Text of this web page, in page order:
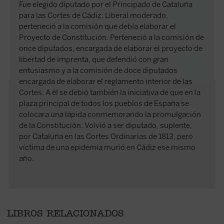
Fue elegido diputado por el Principado de Cataluña
para las Cortes de Cádiz. Liberal moderado,
perteneció a la comisión que debía elaborar el
Proyecto de Constitución. Perteneció a la comisión de
once diputados, encargada de elaborar el proyecto de
libertad de imprenta, que defendió con gran
entusiasmo y a la comisión de doce diputados
encargada de elaborar el reglamento interior de las
Cortes. A él se debió también la iniciativa de que en la
plaza principal de todos los pueblos de España se
colocara una lápida conmemorando la promulgación
de la Constitución. Volvió a ser diputado, suplente,
por Cataluña en las Cortes Ordinarias de 1813, pero
víctima de una epidemia murió en Cádiz ese mismo
año.
LIBROS RELACIONADOS